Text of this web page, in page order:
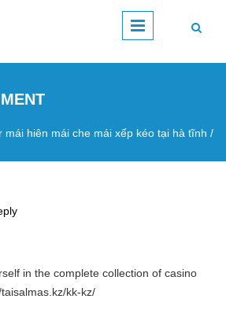
mái hiên mái che mái xếp kéo tại hà tĩnh /
in the complete collection of casino
kk-kz/